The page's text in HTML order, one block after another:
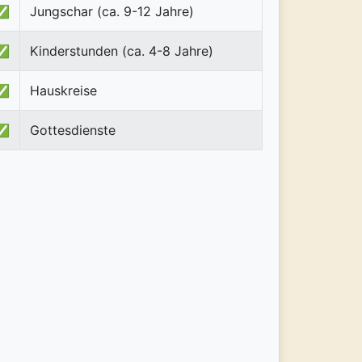
Jungschar (ca. 9-12 Jahre)
Kinderstunden (ca. 4-8 Jahre)
Hauskreise
Gottesdienste